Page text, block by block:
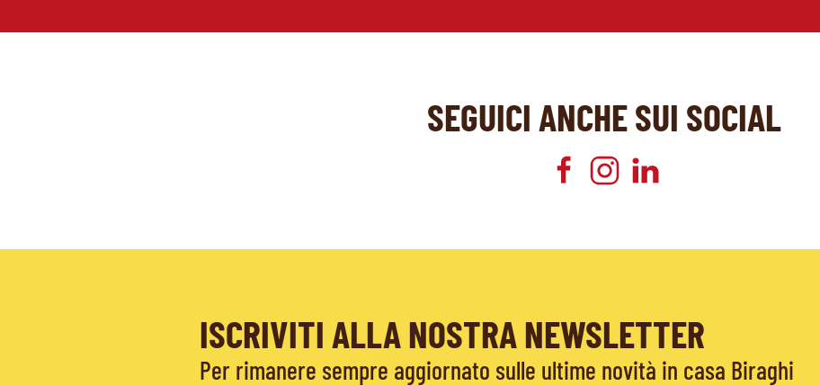
SEGUICI ANCHE SUI SOCIAL
ISCRIVITI ALLA NOSTRA NEWSLETTER
Per rimanere sempre aggiornato sulle ultime novità in casa Biraghi